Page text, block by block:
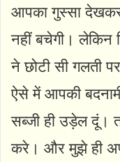
आपका गुस्सा
नहीं बचेगी। लेकिन
ने छोटी सी गलती
ऐसे में आपकी
सब्जी ही उड़ेल दूं।
करे। और मुझे ही